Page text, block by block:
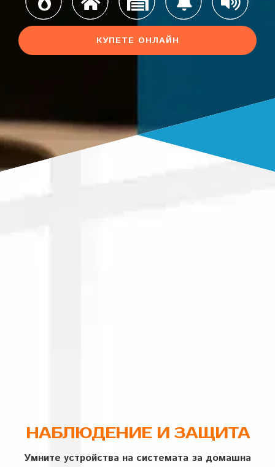
КУПЕТЕ ОНЛАЙН
НАБЛЮДЕНИЕ И ЗАЩИТА
Умните устройства на системата за домашна